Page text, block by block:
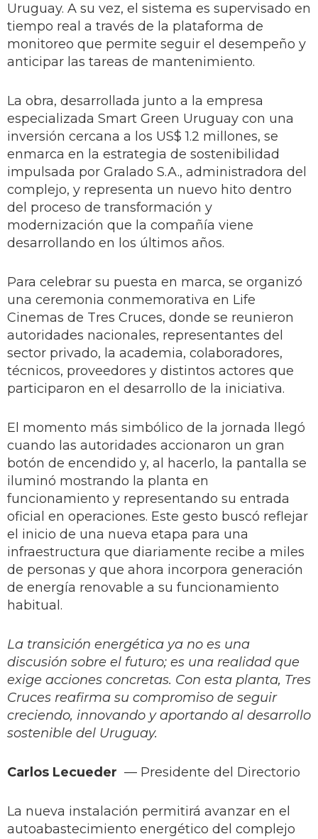
Uruguay. A su vez, el sistema es supervisado en
tiempo real a través de la plataforma de
monitoreo que permite seguir el desempeño y
anticipar las tareas de mantenimiento.
La obra, desarrollada junto a la empresa
especializada Smart Green Uruguay con una
inversión cercana a los US$ 1.2 millones, se
enmarca en la estrategia de sostenibilidad
impulsada por Gralado S.A., administradora del
complejo, y representa un nuevo hito dentro
del proceso de transformación y
modernización que la compañía viene
desarrollando en los últimos años.
Para celebrar su puesta en marca, se organizó
una ceremonia conmemorativa en Life
Cinemas de Tres Cruces, donde se reunieron
autoridades nacionales, representantes del
sector privado, la academia, colaboradores,
técnicos, proveedores y distintos actores que
participaron en el desarrollo de la iniciativa.
El momento más simbólico de la jornada llegó
cuando las autoridades accionaron un gran
botón de encendido y, al hacerlo, la pantalla se
iluminó mostrando la planta en
funcionamiento y representando su entrada
oficial en operaciones. Este gesto buscó reflejar
el inicio de una nueva etapa para una
infraestructura que diariamente recibe a miles
de personas y que ahora incorpora generación
de energía renovable a su funcionamiento
habitual.
La transición energética ya no es una
discusión sobre el futuro; es una realidad que
exige acciones concretas. Con esta planta, Tres
Cruces reafirma su compromiso de seguir
creciendo, innovando y aportando al desarrollo
sostenible del Uruguay.
Carlos Lecueder — Presidente del Directorio
La nueva instalación permitirá avanzar en el
autoabastecimiento energético del complejo